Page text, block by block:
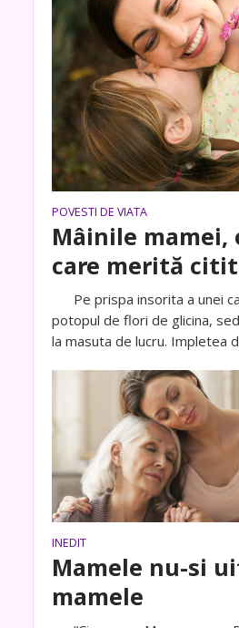
POVESTI DE VIATA
Mâinile mamei,
care merită
Pe prispa insorita a unei
potopul de flori de glicina,
la masuta de lucru. Impletea
INEDIT
Mamele nu-si
mamele